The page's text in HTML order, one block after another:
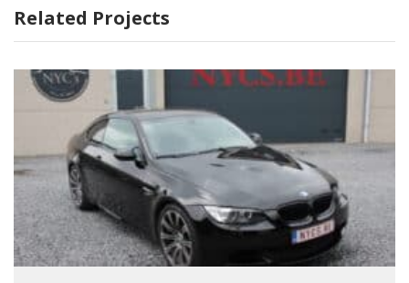
Related Projects